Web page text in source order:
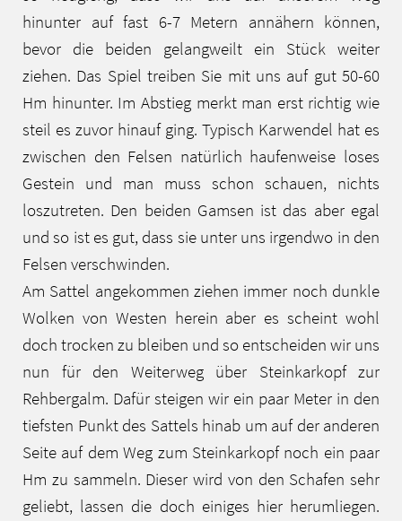
hinunter auf fast 6-7 Metern annähern können,
bevor die beiden gelangweilt ein Stück weiter
ziehen. Das Spiel treiben Sie mit uns auf gut 50-60
Hm hinunter. Im Abstieg merkt man erst richtig wie
steil es zuvor hinauf ging. Typisch Karwendel hat es
zwischen den Felsen natürlich haufenweise loses
Gestein und man muss schon schauen, nichts
loszutreten. Den beiden Gamsen ist das aber egal
und so ist es gut, dass sie unter uns irgendwo in den
Felsen verschwinden.
Am Sattel angekommen ziehen immer noch dunkle
Wolken von Westen herein aber es scheint wohl
doch trocken zu bleiben und so entscheiden wir uns
nun für den Weiterweg über Steinkarkopf zur
Rehbergalm. Dafür steigen wir ein paar Meter in den
tiefsten Punkt des Sattels hinab um auf der anderen
Seite auf dem Weg zum Steinkarkopf noch ein paar
Hm zu sammeln. Dieser wird von den Schafen sehr
geliebt, lassen die doch einiges hier herumliegen.